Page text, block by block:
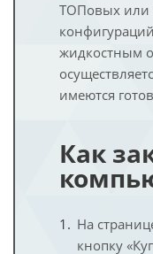
ТОПовых или
жидкостным
имеются
Как
На
кнопку